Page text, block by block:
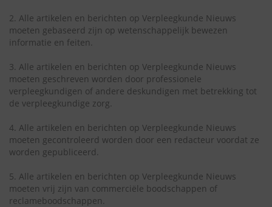
2. Alle artikelen en berichten op Verpleegkunde Nieuws
moeten gebaseerd zijn op wetenschappelijk bewezen
informatie en feiten.
3. Alle artikelen en berichten op Verpleegkunde Nieuws
moeten geschreven worden door professionele
verpleegkundigen of andere deskundigen met betrekking tot
de verpleegkundige zorg.
4. Alle artikelen en berichten op Verpleegkunde Nieuws
moeten gecontroleerd worden door een redacteur voordat ze
worden gepubliceerd.
5. Alle artikelen en berichten op Verpleegkunde Nieuws
moeten vrij zijn van commerciële boodschappen of
reclameboodschappen.